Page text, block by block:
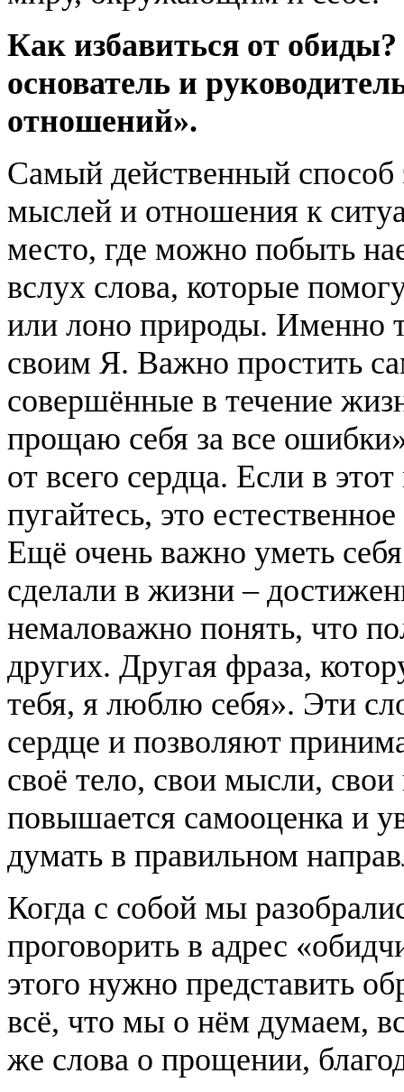
Как избавиться от
основатель и
отношений».
Самый действенный способ
мыслей и отношения к
место, где можно побыть
вслух слова, которые
или лоно природы. Именно
своим Я. Важно простить
совершённые в течение
прощаю себя за все
от всего сердца. Если в
пугайтесь, это
Ещё очень важно уметь
сделали в жизни –
немаловажно понять, что
других. Другая фраза,
тебя, я люблю себя». Эти
сердце и позволяют
своё тело, свои мысли,
повышается самооценка и
думать в правильном
Когда с собой мы
проговорить в адрес
этого нужно представить
всё, что мы о нём думаем,
же слова о прощении,